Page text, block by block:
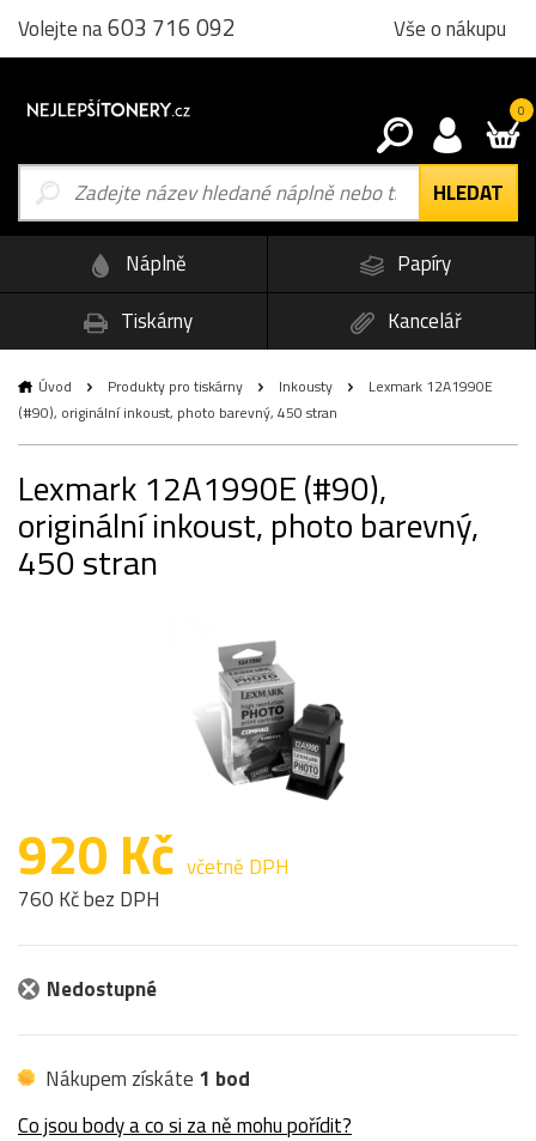
Volejte na603 716 092 Vše o nákupu
0
Náplně
Papíry
Tiskárny
Kancelář
Úvod Produkty pro tiskárny Inkousty
Lexmark 12A1990E
(#90), originální inkoust, photo barevný, 450 stran
Lexmark 12A1990E (#90),
originální inkoust, photo barevný,
450 stran
920 Kč včetně DPH
760 Kč bez DPH
Nedostupné
Nákupem získáte 1 bod
Co jsou body a co si za ně mohu pořídit?